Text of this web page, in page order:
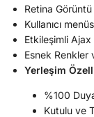
Retina
Kullanıcı
Etkileşimli Ajax
Esnek Renkler
Yerleşim
%100
Kutulu ve